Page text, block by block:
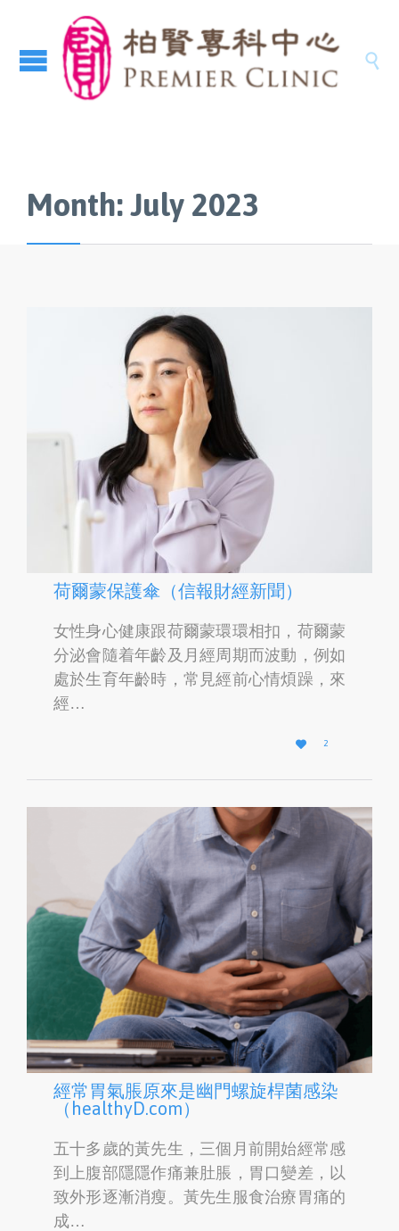

Month: July 2023
荷爾蒙保護傘（信報財經新聞）
女性身心健康跟荷爾蒙環環相扣，荷爾蒙
分泌會隨着年齡及月經周期而波動，例如
處於生育年齡時，常見經前心情煩躁，來
經…

L
I
2
經常胃氣脹原來是幽門螺旋桿菌感染
（healthyD.com）
五十多歲的黃先生，三個月前開始經常感
到上腹部隱隱作痛兼肚脹，胃口變差，以
致外形逐漸消瘦。黃先生服食治療胃痛的
成…